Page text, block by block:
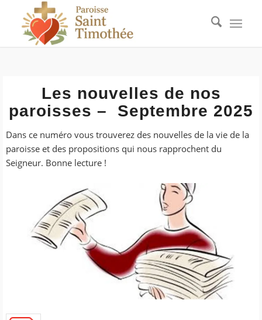
Les nouvelles de nos
paroisses – Septembre 2025
Dans ce numéro vous trouverez des nouvelles de la vie de la
paroisse et des propositions qui nous rapprochent du
Seigneur. Bonne lecture !